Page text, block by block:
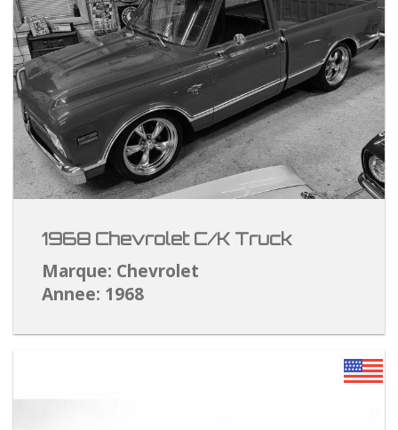
1968 Chevrolet C/K Truck
Marque: Chevrolet
Annee: 1968